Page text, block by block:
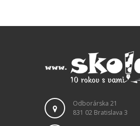
Odborárska 21
831 02 Bratislava 3